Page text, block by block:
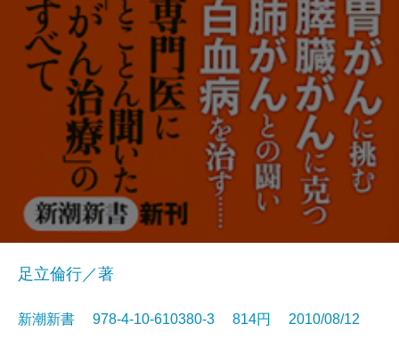
足立倫行／著
新潮新書 978-4-10-610380-3 814円 2010/08/12